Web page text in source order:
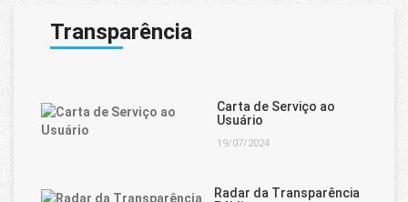
Transparência
Carta de Serviço ao
Usuário
19/07/2024
Radar da Transparência